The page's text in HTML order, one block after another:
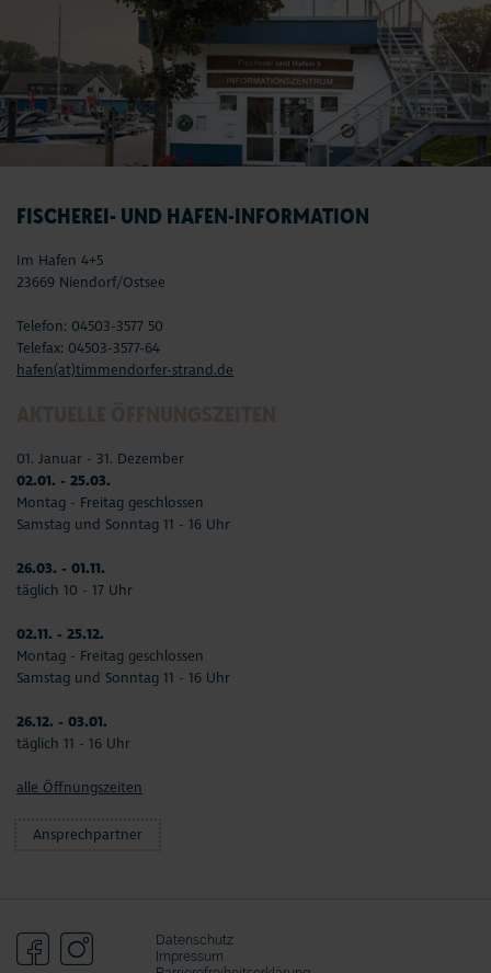
FISCHEREI- UND HAFEN-INFORMATION
Im Hafen 4+5
23669 Niendorf/Ostsee
Telefon: 04503-3577 50
Telefax: 04503-3577-64
hafen(at)timmendorfer-strand.de
01. Januar - 31. Dezember
02.01. - 25.03.
Montag - Freitag geschlossen
Samstag und Sonntag 11 - 16 Uhr
26.03. - 01.11.
täglich 10 - 17 Uhr
02.11. - 25.12.
Montag - Freitag geschlossen
Samstag und Sonntag 11 - 16 Uhr
26.12. - 03.01.
täglich 11 - 16 Uhr
alle Öffnungszeiten
Ansprechpartner
Datenschutz
Impressum